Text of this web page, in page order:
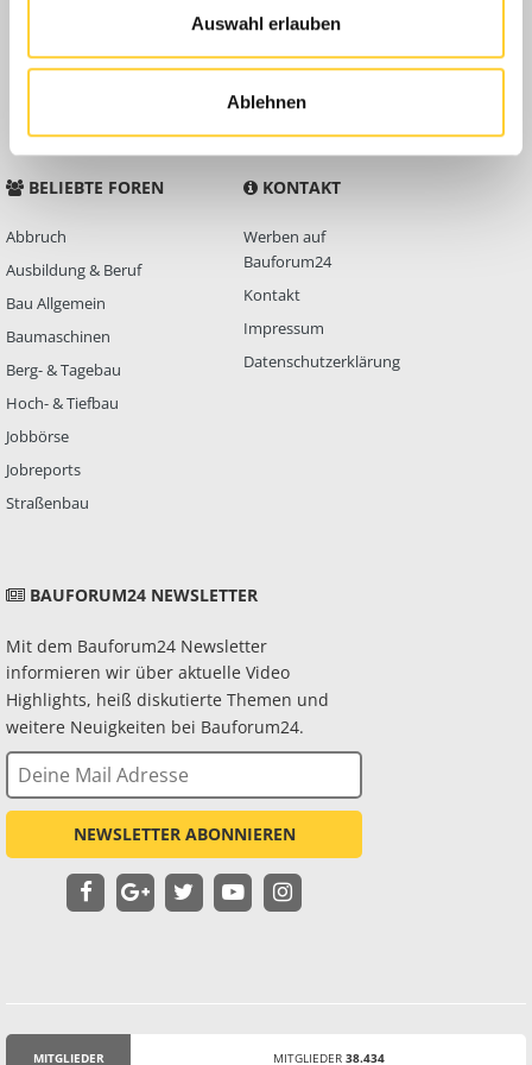
Auswahl erlauben
Ablehnen
Anleitungen
FAQ
Community Regeln
BELIEBTE FOREN
Abbruch
Ausbildung & Beruf
Bau Allgemein
Baumaschinen
Berg- & Tagebau
Hoch- & Tiefbau
Jobbörse
Jobreports
Straßenbau
KONTAKT
Werben auf
Bauforum24
Kontakt
Impressum
Datenschutzerklärung
BAUFORUM24 NEWSLETTER
Mit dem Bauforum24 Newsletter
informieren wir über aktuelle Video
Highlights, heiß diskutierte Themen und
weitere Neuigkeiten bei Bauforum24.
NEWSLETTER ABONNIEREN
MITGLIEDER MITGLIEDER 38.434